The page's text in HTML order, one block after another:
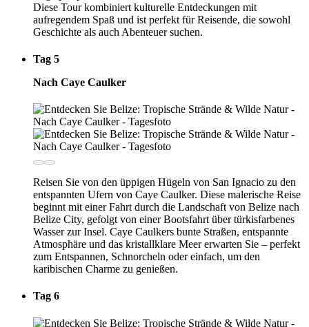
Diese Tour kombiniert kulturelle Entdeckungen mit
aufregendem Spaß und ist perfekt für Reisende, die sowohl
Geschichte als auch Abenteuer suchen.
Tag 5
Nach Caye Caulker
Reisen Sie von den üppigen Hügeln von San Ignacio zu den
entspannten Ufern von Caye Caulker. Diese malerische Reise
beginnt mit einer Fahrt durch die Landschaft von Belize nach
Belize City, gefolgt von einer Bootsfahrt über türkisfarbenes
Wasser zur Insel. Caye Caulkers bunte Straßen, entspannte
Atmosphäre und das kristallklare Meer erwarten Sie – perfekt
zum Entspannen, Schnorcheln oder einfach, um den
karibischen Charme zu genießen.
Tag 6